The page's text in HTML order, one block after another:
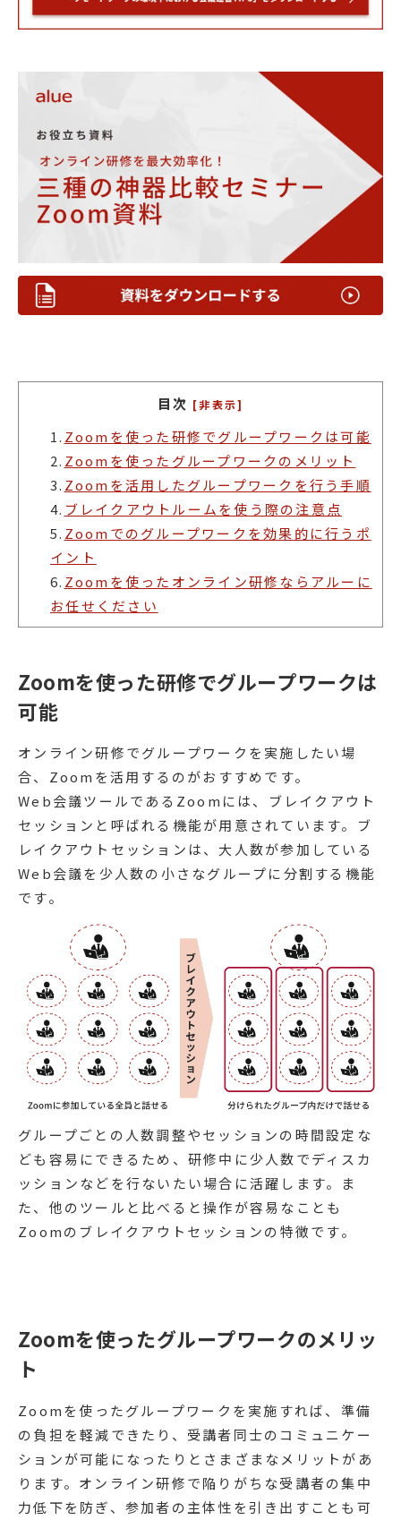
目次 [非表示]
1. Zoomを使った研修でグループワークは可能
2. Zoomを使ったグループワークのメリット
3. Zoomを活用したグループワークを行う手順
4. ブレイクアウトルームを使う際の注意点
5. Zoomでのグループワークを効果的に行うポ
イント
6. Zoomを使ったオンライン研修ならアルーに
お任せください
Zoomを使った研修でグループワークは
可能
オンライン研修でグループワークを実施したい場
合、Zoomを活用するのがおすすめです。
Web会議ツールであるZoomには、ブレイクアウト
セッションと呼ばれる機能が用意されています。ブ
レイクアウトセッションは、大人数が参加している
Web会議を少人数の小さなグループに分割する機能
です。
グループごとの人数調整やセッションの時間設定な
ども容易にできるため、研修中に少人数でディスカ
ッションなどを行ないたい場合に活躍します。ま
た、他のツールと比べると操作が容易なことも
Zoomのブレイクアウトセッションの特徴です。
Zoomを使ったグループワークのメリッ
ト
Zoomを使ったグループワークを実施すれば、準備
の負担を軽減できたり、受講者同士のコミュニケー
ションが可能になったりとさまざまなメリットがあ
ります。オンライン研修で陥りがちな受講者の集中
力低下を防ぎ、参加者の主体性を引き出すことも可